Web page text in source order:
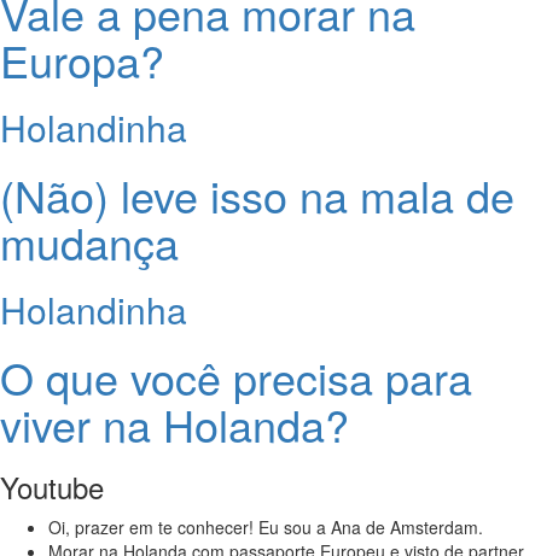
Europa?
Holandinha
(Não) leve isso na mala de
mudança
Holandinha
O que você precisa para
viver na Holanda?
Youtube
Oi, prazer em te conhecer! Eu sou a Ana de Amsterdam.
Morar na Holanda com passaporte Europeu e visto de partner